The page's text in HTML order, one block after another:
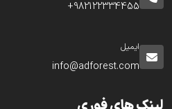
982122334455+
ایمیل
info@adforest.com